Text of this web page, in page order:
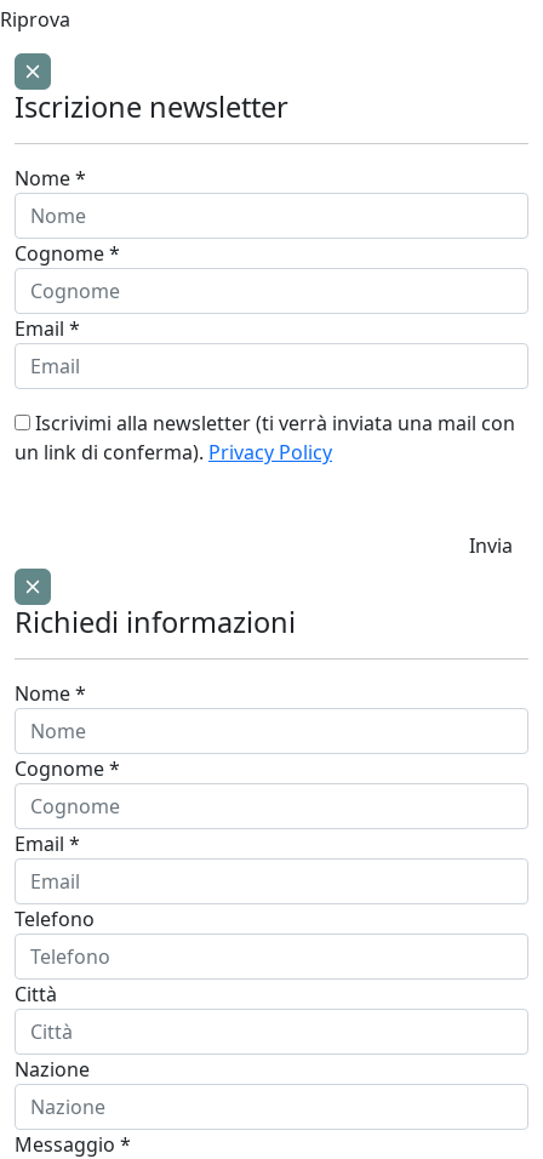
Riprova
Iscrizione newsletter
Nome *
Cognome *
Email *
Iscrivimi alla newsletter (ti verrà inviata una mail con
un link di conferma). Privacy Policy
Invia
Richiedi informazioni
Nome *
Cognome *
Email *
Telefono
Città
Nazione
Messaggio *